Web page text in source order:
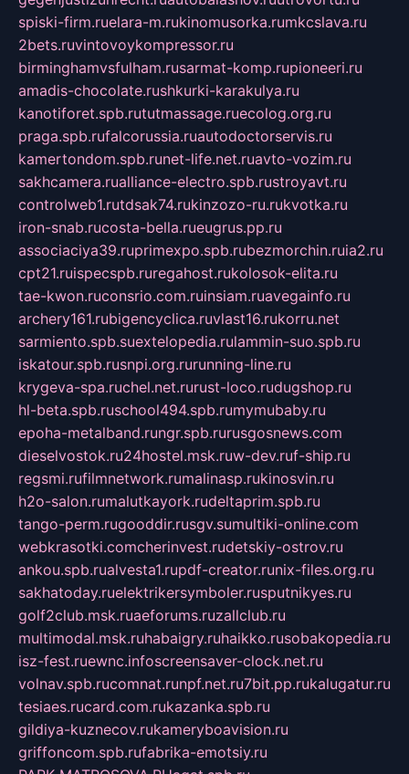
spiski-firm.ruelara-m.rukinomusorka.rumkcslava.ru
2bets.ruvintovoykompressor.ru
birminghamvsfulham.rusarmat-komp.rupioneeri.ru
amadis-chocolate.rushkurki-karakulya.ru
kanotiforet.spb.rututmassage.ruecolog.org.ru
praga.spb.rufalcorussia.ruautodoctorservis.ru
kamertondom.spb.runet-life.net.ruavto-vozim.ru
sakhcamera.rualliance-electro.spb.rustroyavt.ru
controlweb1.rutdsak74.rukinzozo-ru.rukvotka.ru
iron-snab.rucosta-bella.rueugrus.pp.ru
associaciya39.ruprimexpo.spb.rubezmorchin.ruia2.ru
cpt21.ruispecspb.ruregahost.rukolosok-elita.ru
tae-kwon.ruconsrio.com.ruinsiam.ruavegainfo.ru
archery161.rubigencyclica.ruvlast16.rukorru.net
sarmiento.spb.suextelopedia.rulammin-suo.spb.ru
iskatour.spb.rusnpi.org.rurunning-line.ru
krygeva-spa.ruchel.net.rurust-loco.rudugshop.ru
hl-beta.spb.ruschool494.spb.rumymubaby.ru
epoha-metalband.rungr.spb.rurusgosnews.com
dieselvostok.ru24hostel.msk.ruw-dev.ruf-ship.ru
regsmi.rufilmnetwork.rumalinasp.rukinosvin.ru
h2o-salon.rumalutkayork.rudeltaprim.spb.ru
tango-perm.rugooddir.rusgv.sumultiki-online.com
webkrasotki.comcherinvest.rudetskiy-ostrov.ru
ankou.spb.rualvesta1.rupdf-creator.runix-files.org.ru
sakhatoday.ruelektrikersymboler.rusputnikyes.ru
golf2club.msk.ruaeforums.ruzallclub.ru
multimodal.msk.ruhabaigry.ruhaikko.rusobakopedia.ru
isz-fest.ruewnc.infoscreensaver-clock.net.ru
volnav.spb.rucomnat.runpf.net.ru7bit.pp.rukalugatur.ru
tesiaes.rucard.com.rukazanka.spb.ru
gildiya-kuznecov.rukameryboavision.ru
griffoncom.spb.rufabrika-emotsiy.ru